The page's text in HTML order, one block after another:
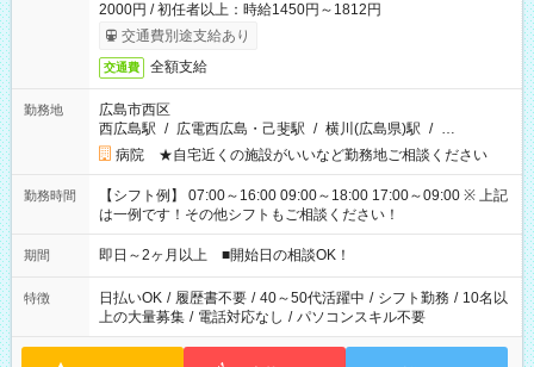
2000円 / 初任者以上：時給1450円～1812円
交通費別途支給あり
交通費 全額支給
勤務地
広島市西区
西広島駅 / 広電西広島・己斐駅 / 横川(広島県)駅 / …
病院 ★自宅近くの施設がいいなど勤務地ご相談ください
勤務時間
【シフト例】 07:00～16:00 09:00～18:00 17:00～09:00 ※ 上記
は一例です！その他シフトもご相談ください！
期間 即日～2ヶ月以上 ■開始日の相談OK！
特徴 日払いOK / 履歴書不要 / 40～50代活躍中 / シフト勤務 / 10名以
上の大量募集 / 電話対応なし / パソコンスキル不要